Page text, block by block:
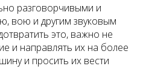
разговорчивыми и
вою и другим звуковым
это, важно не
и направлять их на более
и просить их вести